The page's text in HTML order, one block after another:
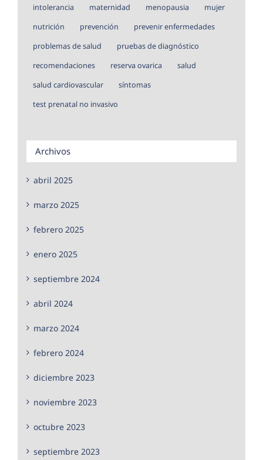
intolerancia
maternidad menopausia
mujer
nutrición
prevención
prevenir enfermedades
problemas de salud
pruebas de diagnóstico
recomendaciones
reserva ovarica
salud
salud cardiovascular
síntomas
test prenatal no invasivo
Archivos
abril 2025
marzo 2025
febrero 2025
enero 2025
septiembre 2024
abril 2024
marzo 2024
febrero 2024
diciembre 2023
noviembre 2023
octubre 2023
septiembre 2023